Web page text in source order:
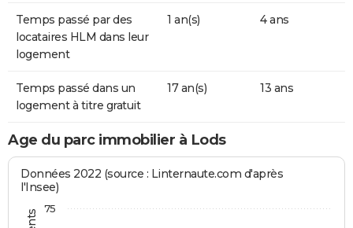
Temps passé par des
locataires HLM dans leur
logement
1 an(s) 4 ans
Temps passé dans un
logement à titre gratuit
17 an(s) 13 ans
Age du parc immobilier à Lods
Données 2022 (source : Linternaute.com d'après
l'Insee)
75